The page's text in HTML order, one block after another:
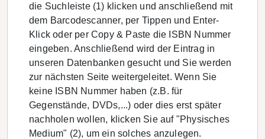
die Suchleiste (1) klicken und anschließend mit
dem Barcodescanner, per Tippen und Enter-
Klick oder per Copy & Paste die ISBN Nummer
eingeben. Anschließend wird der Eintrag in
unseren Datenbanken gesucht und Sie werden
zur nächsten Seite weitergeleitet. Wenn Sie
keine ISBN Nummer haben (z.B. für
Gegenstände, DVDs,...) oder dies erst später
nachholen wollen, klicken Sie auf "Physisches
Medium" (2), um ein solches anzulegen.